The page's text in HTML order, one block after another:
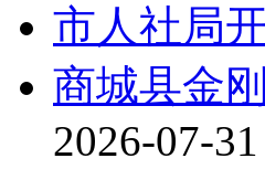
市人社局
商城县金
2026-07-31